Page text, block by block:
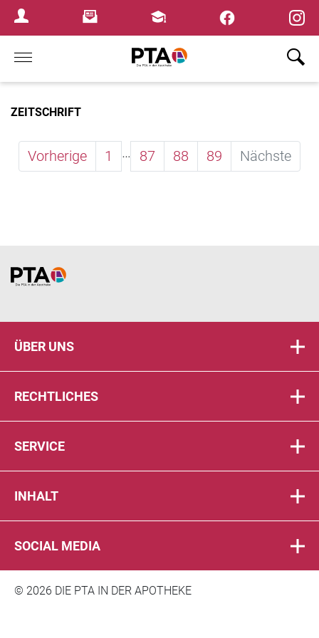
Login MenuNewsletterFortbildungen
Home
ZEITSCHRIFT
Vorherige 1 … 87 88 89 Nächste
Home
ÜBER UNS
RECHTLICHES
SERVICE
INHALT
SOCIAL MEDIA
© 2026 DIE PTA IN DER APOTHEKE
×